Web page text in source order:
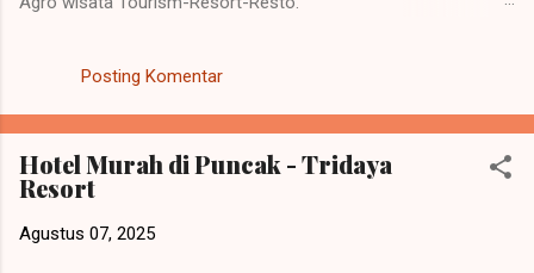
yang terletak di kawasan Cisarua, Puncak, menjadi pilihan tepat
bagi wisatawan yang mencari penginapan nyaman dengan
Posting Komentar
Hotel Murah di Puncak - Tridaya
Resort
Agustus 07, 2025